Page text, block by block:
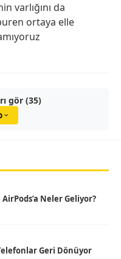
varlığını da
ortaya elle
gör (35)
Neler Geliyor?
Geri Dönüyor